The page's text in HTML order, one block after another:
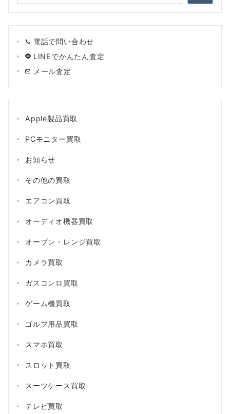
ジ
送
り
電話で問い合わせ
LINEでかんたん査定
メール査定
Apple製品買取
PCモニター買取
お知らせ
その他の買取
エアコン買取
オーディオ機器買取
オーブン・レンジ買取
カメラ買取
ガスコンロ買取
ゲーム機買取
ゴルフ用品買取
スマホ買取
スロット買取
スーツケース買取
テレビ買取